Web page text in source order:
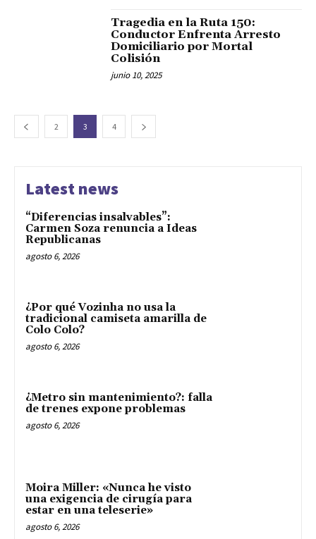
Tragedia en la Ruta 150:
Conductor Enfrenta Arresto
Domiciliario por Mortal
Colisión
junio 10, 2025
2 3 4
Latest news
“Diferencias insalvables”:
Carmen Soza renuncia a Ideas
Republicanas
agosto 6, 2026
¿Por qué Vozinha no usa la
tradicional camiseta amarilla de
Colo Colo?
agosto 6, 2026
¿Metro sin mantenimiento?: falla
de trenes expone problemas
agosto 6, 2026
Moira Miller: «Nunca he visto
una exigencia de cirugía para
estar en una teleserie»
agosto 6, 2026